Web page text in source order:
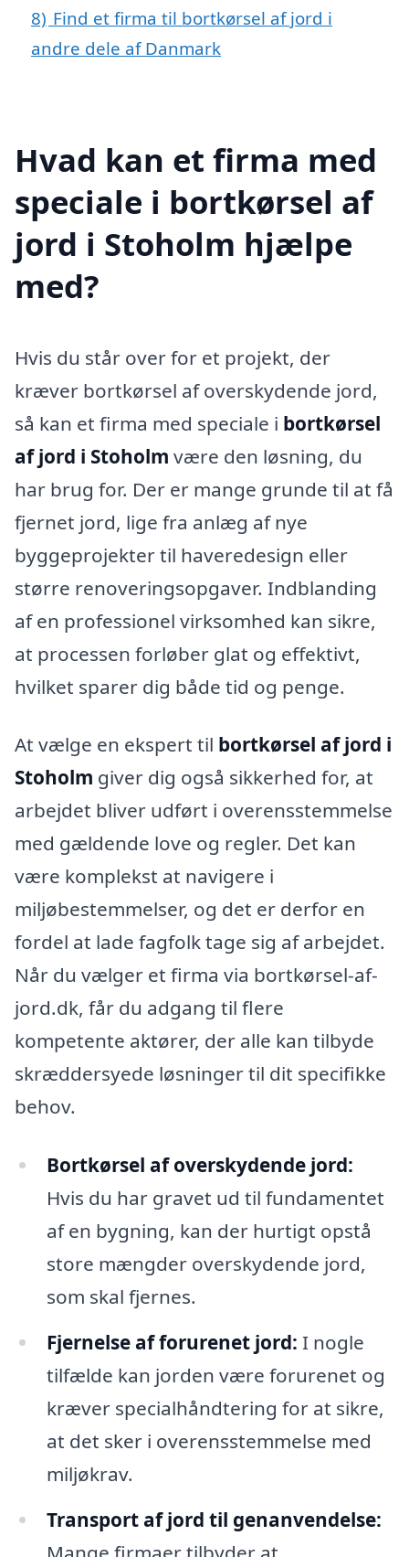
8) Find et firma til bortkørsel af jord i
andre dele af Danmark
Hvad kan et firma med
speciale i bortkørsel af
jord i Stoholm hjælpe
med?
Hvis du står over for et projekt, der
kræver bortkørsel af overskydende jord,
så kan et firma med speciale i bortkørsel
af jord i Stoholm være den løsning, du
har brug for. Der er mange grunde til at få
fjernet jord, lige fra anlæg af nye
byggeprojekter til haveredesign eller
større renoveringsopgaver. Indblanding
af en professionel virksomhed kan sikre,
at processen forløber glat og effektivt,
hvilket sparer dig både tid og penge.
At vælge en ekspert til bortkørsel af jord i
Stoholm giver dig også sikkerhed for, at
arbejdet bliver udført i overensstemmelse
med gældende love og regler. Det kan
være komplekst at navigere i
miljøbestemmelser, og det er derfor en
fordel at lade fagfolk tage sig af arbejdet.
Når du vælger et firma via bortkørsel-af-
jord.dk, får du adgang til flere
kompetente aktører, der alle kan tilbyde
skræddersyede løsninger til dit specifikke
behov.
Bortkørsel af overskydende jord:
Hvis du har gravet ud til fundamentet
af en bygning, kan der hurtigt opstå
store mængder overskydende jord,
som skal fjernes.
Fjernelse af forurenet jord: I nogle
tilfælde kan jorden være forurenet og
kræver specialhåndtering for at sikre,
at det sker i overensstemmelse med
miljøkrav.
Transport af jord til genanvendelse: